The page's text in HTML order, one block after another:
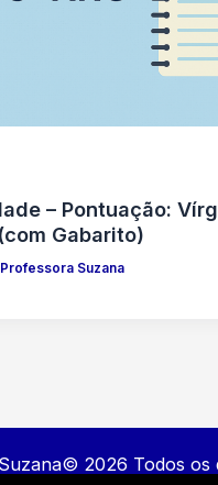
– Pontuação:
Gabarito)
Professora Suzana
2026 Todos os